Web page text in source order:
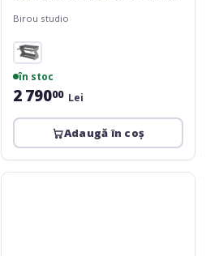
Birou studio
în stoc
2 79000 Lei
Adaugă în coș
Gator